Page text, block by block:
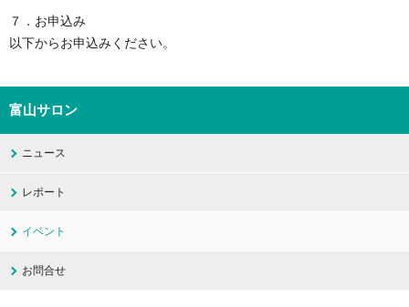
７．お申込み
以下からお申込みください。
富山サロン
ニュース
レポート
イベント
お問合せ